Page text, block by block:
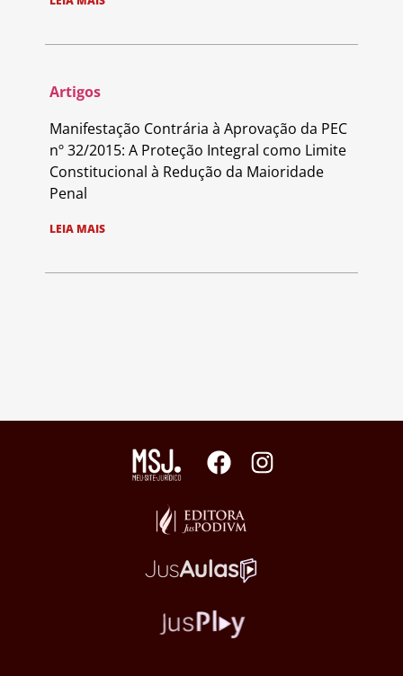
Artigos
Manifestação Contrária à Aprovação da PEC
nº 32/2015: A Proteção Integral como Limite
Constitucional à Redução da Maioridade
Penal
LEIA MAIS